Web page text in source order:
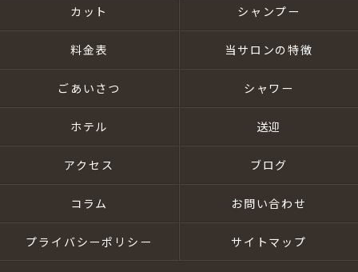
カット シャンプー
料金表 当サロンの特徴
ごあいさつ シャワー
ホテル 送迎
アクセス ブログ
コラム お問い合わせ
プライバシーポリシー サイトマップ